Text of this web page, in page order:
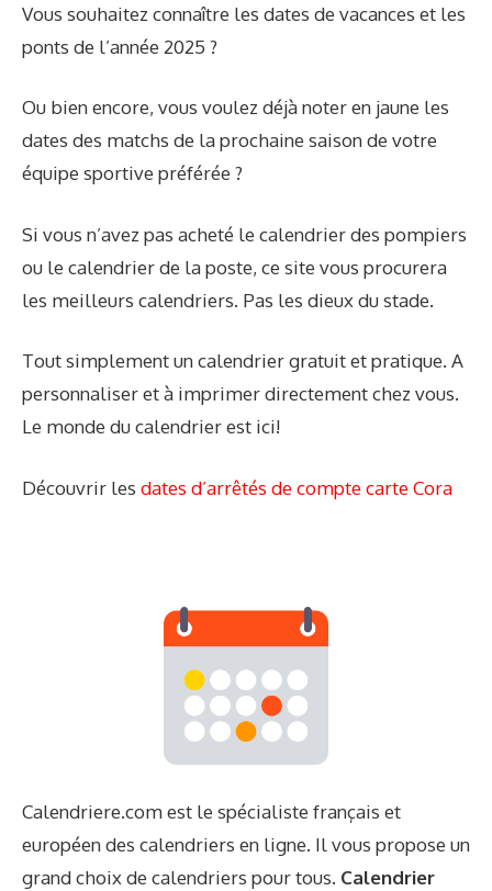
Vous souhaitez connaître les dates de vacances et les
ponts de l’année 2025 ?
Ou bien encore, vous voulez déjà noter en jaune les
dates des matchs de la prochaine saison de votre
équipe sportive préférée ?
Si vous n’avez pas acheté le calendrier des pompiers
ou le calendrier de la poste, ce site vous procurera
les meilleurs calendriers. Pas les dieux du stade.
Tout simplement un calendrier gratuit et pratique. A
personnaliser et à imprimer directement chez vous.
Le monde du calendrier est ici!
Découvrir les dates d’arrêtés de compte carte Cora
Calendriere.com est le spécialiste français et
européen des calendriers en ligne. Il vous propose un
grand choix de calendriers pour tous. Calendrier